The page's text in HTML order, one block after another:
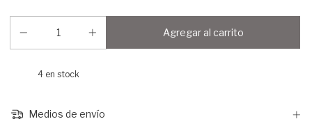
4en stock
Medios de envío